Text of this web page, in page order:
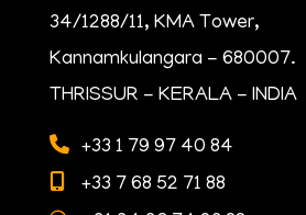
34/1288/11, KMA Tower,
Kannamkulangara - 680007.
THRISSUR - KERALA - INDIA
+33 1 79 97 40 84
+33 7 68 52 71 88